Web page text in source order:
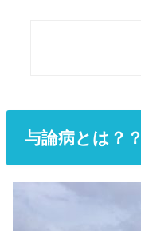
与論病とは？？